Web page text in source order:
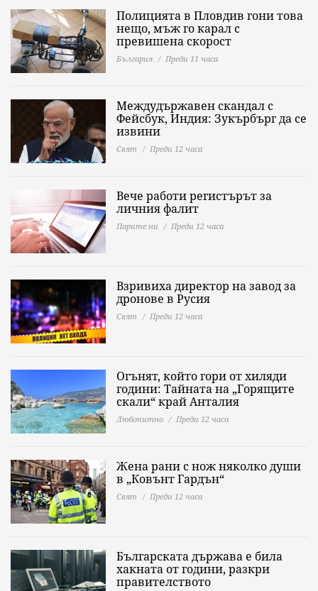
Полицията в Пловдив гони това
нещо, мъж го карал с
превишена скорост
България Преди 11 часа
Междудържавен скандал с
Фейсбук, Индия: Зукърбърг да се
извини
Свят Преди 12 часа
Вече работи регистърът за
личния фалит
Парите ни Преди 12 часа
Взривиха директор на завод за
дронове в Русия
Свят Преди 12 часа
Огънят, който гори от хиляди
години: Тайната на „Горящите
скали“ край Анталия
Любопитно Преди 12 часа
Жена рани с нож няколко души
в „Ковънт Гардън“
Свят Преди 12 часа
Българската държава е била
хакната от години, разкри
правителството